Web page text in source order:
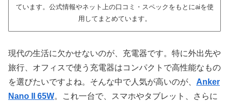
ています。公式情報やネット上の口コミ・スペックをもとにaiを使
用してまとめています。
現代の生活に欠かせないのが、充電器です。特に外出先や
旅行、オフィスで使う充電器はコンパクトで高性能なもの
を選びたいですよね。そんな中で人気が高いのが、 Anker
Nano II 65W。これ一台で、スマホやタブレット、さらに